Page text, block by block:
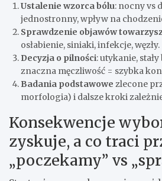
Ustalenie wzorca bólu: nocny vs
jednostronny, wpływ na
Sprawdzenie objawów
osłabienie, siniaki, infekcje, węzły.
Decyzja o pilności: utykanie,
znaczna męczliwość = szybka
Badania podstawowe zlecone
morfologia) i dalsze kroki
Konsekwencje
zyskuje, a co traci
„poczekamy” vs